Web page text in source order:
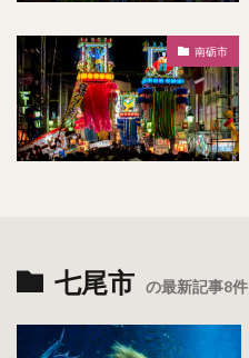
南砺市
七尾市 の最新記事8件